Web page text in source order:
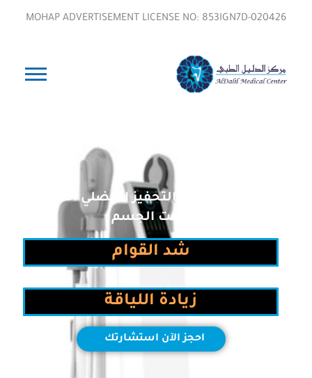
MOHAP ADVERTISEMENT LICENSE NO: 853IGN7D-020426
جهاز EMS – تقنية التحفيز العضلي الكهربائي
لنحت الجسم
شد القوام
زيادة اللياقة
احجز الآن استشارتك